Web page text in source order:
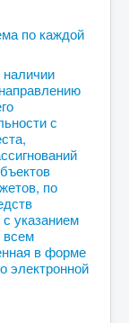
по каждой
наличии
с
по
указанием
всем
в форме
электронной